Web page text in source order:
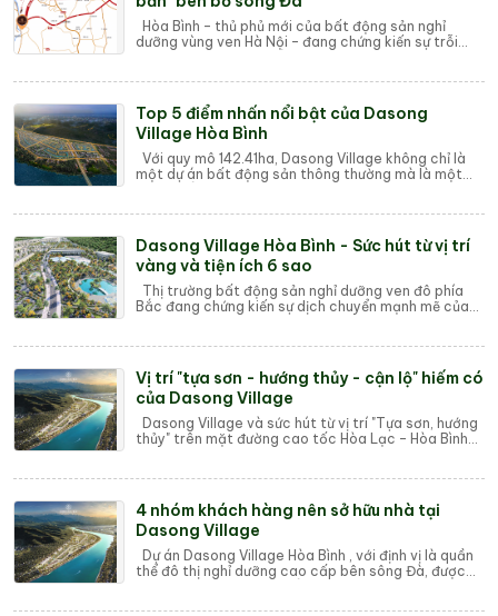
Hòa Bình – thủ phủ mới của bất động sản nghỉ
dưỡng vùng ven Hà Nội – đang chứng kiến sự trỗi
Top 5 điểm nhấn nổi bật của Dasong
Village Hòa Bình
Với quy mô 142.41ha, Dasong Village không chỉ là
một dự án bất động sản thông thường mà là một
Dasong Village Hòa Bình - Sức hút từ vị trí
vàng và tiện ích 6 sao
Thị trường bất động sản nghỉ dưỡng ven đô phía
Bắc đang chứng kiến sự dịch chuyển mạnh mẽ của
Vị trí "tựa sơn - hướng thủy - cận lộ" hiếm có
của Dasong Village
Dasong Village và sức hút từ vị trí "Tựa sơn, hướng
thủy" trên mặt đường cao tốc Hòa Lạc – Hòa Bình
4 nhóm khách hàng nên sở hữu nhà tại
Dasong Village
Dự án Dasong Village Hòa Bình , với định vị là quần
thể đô thị nghỉ dưỡng cao cấp bên sông Đà, được